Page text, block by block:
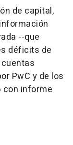
de capital,
--que
déficits de
PwC y de los
con informe